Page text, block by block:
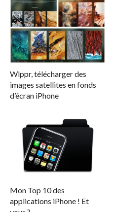
Wlppr, télécharger des
images satellites en fonds
d’écran iPhone
Mon Top 10 des
applications iPhone ! Et